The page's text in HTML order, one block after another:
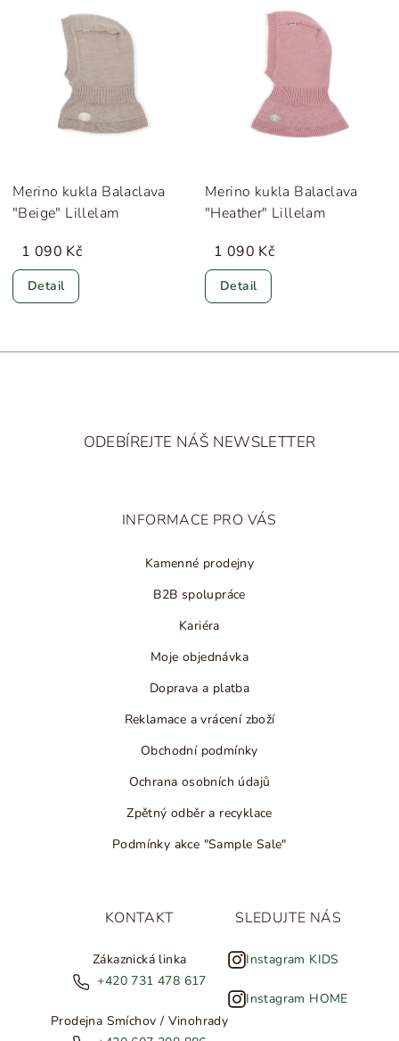
Merino kukla Balaclava
"Beige" Lillelam
1 090 Kč
Detail
Merino kukla Balaclava
"Heather" Lillelam
1 090 Kč
Detail
ODEBÍREJTE NÁŠ NEWSLETTER
INFORMACE PRO VÁS
Kamenné prodejny
B2B spolupráce
Kariéra
Moje objednávka
Doprava a platba
Reklamace a vrácení zboží
Obchodní podmínky
Ochrana osobních údajů
Zpětný odběr a recyklace
Podmínky akce "Sample Sale"
KONTAKT
Zákaznická linka
+420 731 478 617
Prodejna Smíchov / Vinohrady
SLEDUJTE NÁS
Instagram KIDS
Instagram HOME